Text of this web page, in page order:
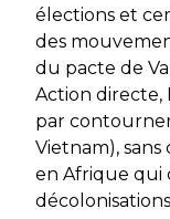
élections et
des
du pacte de
Action directe,
par
Vietnam),
en Afrique qui